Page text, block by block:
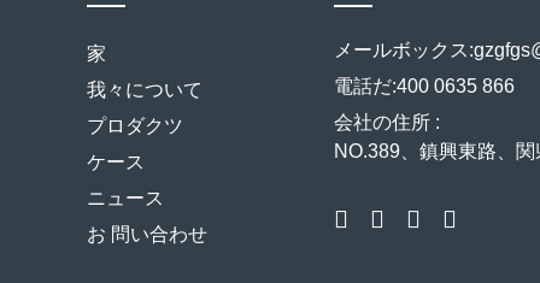
家
我々について
プロダクツ
ケース
ニュース
お 問い合わせ
メールボックス:
電話だ:400 0635 866
会社の住所 :
NO.389、鎮興東路、